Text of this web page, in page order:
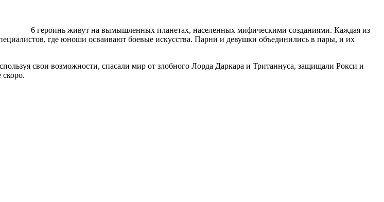
6 героинь живут на вымышленных планетах, населенных мифическими созданиями. Каждая из
где юноши осваивают боевые искусства. Парни и девушки объединились в пары, и их
свои возможности, спасали мир от злобного Лорда Даркара и Тританнуса, защищали Рокси и